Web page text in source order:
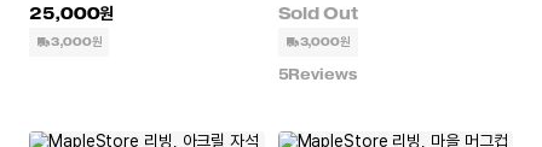
25,000
3,000원 3,000원
Reviews
5